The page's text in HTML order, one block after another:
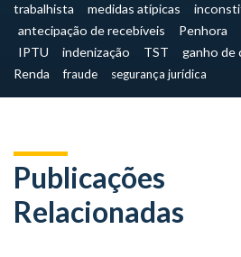
trabalhista
medidas atípicas
antecipação de recebíveis
Penhora
IPTU
indenização TST ganho de
Renda
fraude segurança jurídica
Publicações
Relacionadas